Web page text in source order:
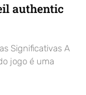
authentic
Significativas A
jogo é uma